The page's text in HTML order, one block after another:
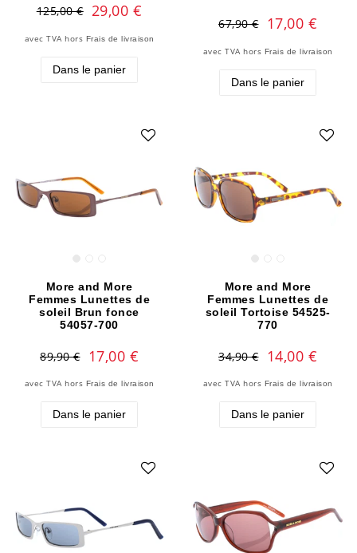
125,00 € 29,00 €
avec TVAhors Frais de livraison
Dans le panier
67,90 € 17,00 €
avec TVAhors Frais de livraison
Dans le panier
More and More
Femmes Lunettes de
soleil Brun fonce
54057-700
89,90 € 17,00 €
avec TVAhors Frais de livraison
Dans le panier
More and More
Femmes Lunettes de
soleil Tortoise 54525-
770
34,90 € 14,00 €
avec TVAhors Frais de livraison
Dans le panier